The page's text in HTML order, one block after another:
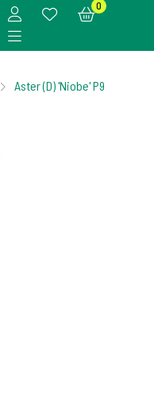
0
Aster (D) 'Niobe' P9